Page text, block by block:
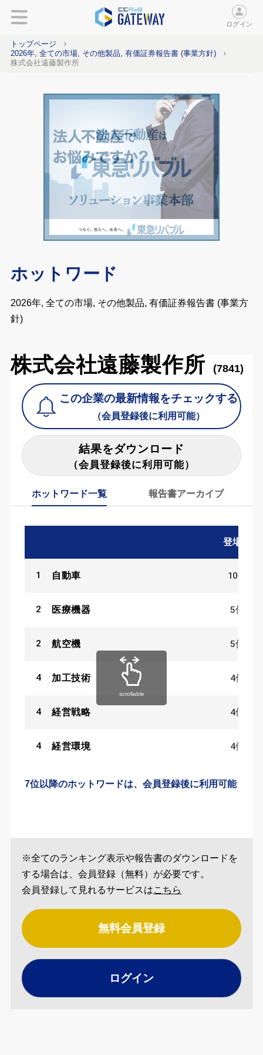
ログイン
トップページ
2026年, 全ての市場, その他製品, 有価証券報告書 (事業方針)
株式会社遠藤製作所
ホットワード
2026年, 全ての市場, その他製品, 有価証券報告書 (事業方
針)
株式会社遠藤製作所 (7841)
この企業の最新情報をチェックする
（会員登録後に利用可能）
結果をダウンロード
（会員登録後に利用可能）
ホットワード一覧 報告書アーカイブ
登場数
1 自動車 10件
2 医療機器 5件
2 航空機 5件
4 加工技術 4件
4 経営戦略 4件
4 経営環境 4件
7位以降のホットワードは、会員登録後に利用可能
scrollable
※全てのランキング表示や報告書のダウンロードを
する場合は、会員登録（無料）が必要です。
会員登録して見れるサービスはこちら
無料会員登録
ログイン